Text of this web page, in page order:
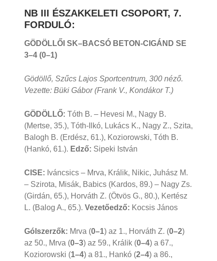
NB III ÉSZAKKELETI CSOPORT, 7.
FORDULÓ:
GÖDÖLLŐI SK–BACSÓ BETON-CIGÁND SE
3–4 (0–1)
Gödöllő, Szűcs Lajos Sportcentrum, 300 néző.
Vezette: Büki Gábor (Frank V., Kondákor T.)
GÖDÖLLŐ: Tóth B. – Hevesi M., Nagy B.
(Mertse, 35.), Tóth-Ilkó, Lukács K., Nagy Z., Szita,
Balogh B. (Erdész, 61.), Koziorowski, Tóth B.
(Hankó, 61.). Edző: Sipeki István
CISE: Iváncsics – Mrva, Králik, Nikic, Juhász M.
– Szirota, Misák, Babics (Kardos, 89.) – Nagy Zs.
(Girdán, 65.), Horváth Z. (Ötvös G., 80.), Kertész
L. (Balog A., 65.). Vezetőedző: Kocsis János
Gólszerzők: Mrva (0–1) az 1., Horváth Z. (0–2)
az 50., Mrva (0–3) az 59., Králik (0–4) a 67.,
Koziorowski (1–4) a 81., Hankó (2–4) a 86.,